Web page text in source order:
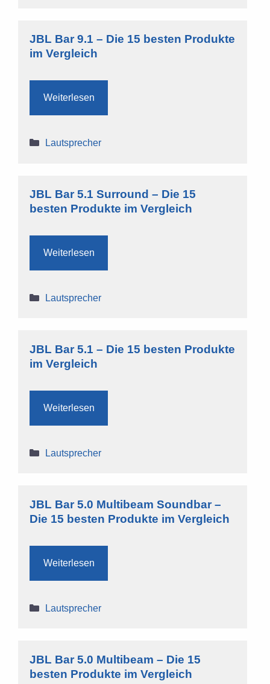
JBL Bar 9.1 – Die 15 besten Produkte
im Vergleich
Weiterlesen
Kategorien
Lautsprecher
JBL Bar 5.1 Surround – Die 15
besten Produkte im Vergleich
Weiterlesen
Kategorien
Lautsprecher
JBL Bar 5.1 – Die 15 besten Produkte
im Vergleich
Weiterlesen
Kategorien
Lautsprecher
JBL Bar 5.0 Multibeam Soundbar –
Die 15 besten Produkte im Vergleich
Weiterlesen
Kategorien
Lautsprecher
JBL Bar 5.0 Multibeam – Die 15
besten Produkte im Vergleich